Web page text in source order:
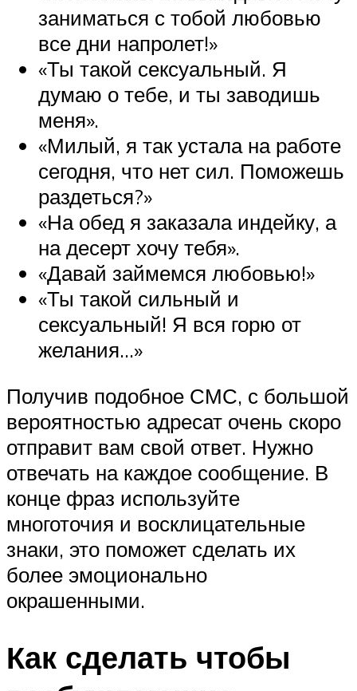
заниматься с тобой любовью
все дни напролет!»
«Ты такой сексуальный. Я
думаю о тебе, и ты заводишь
меня».
«Милый, я так устала на работе
сегодня, что нет сил. Поможешь
раздеться?»
«На обед я заказала индейку, а
на десерт хочу тебя».
«Давай займемся любовью!»
«Ты такой сильный и
сексуальный! Я вся горю от
желания…»
Получив подобное СМС, с большой
вероятностью адресат очень скоро
отправит вам свой ответ. Нужно
отвечать на каждое сообщение. В
конце фраз используйте
многоточия и восклицательные
знаки, это поможет сделать их
более эмоционально
окрашенными.
Как сделать чтобы